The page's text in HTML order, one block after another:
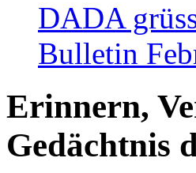
DADA
Bulletin
Erinnern,
Gedächtnis